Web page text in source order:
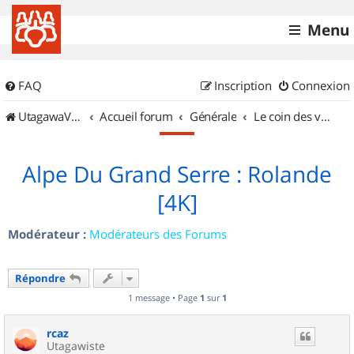
Menu
FAQ Connexion
Inscription
UtagawaVTT (Randos VTT et VTTAE avec traces GPS)
Accueil forum Générale Le coin des vidéastes
Alpe Du Grand Serre : Rolande
[4K]
Modérateur : Modérateurs des Forums
Répondre
1 message • Page 1 sur 1
rcaz
Utagawiste